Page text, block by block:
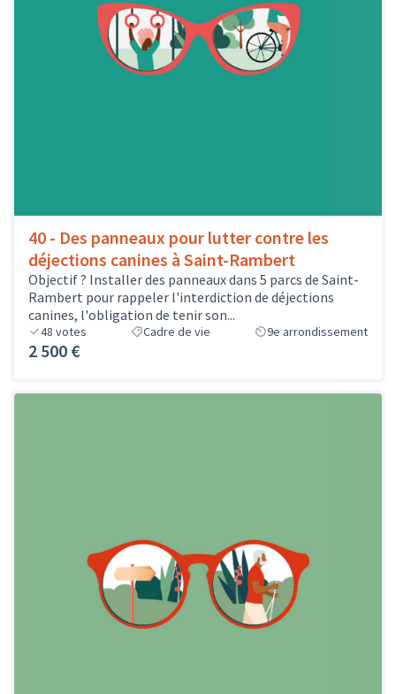
40 - Des panneaux pour lutter contre les
déjections canines à Saint-Rambert
Objectif ? Installer des panneaux dans 5 parcs de Saint-
Rambert pour rappeler l'interdiction de déjections
canines, l'obligation de tenir son...
48 votes Cadre de vie 9e arrondissement
2 500 €